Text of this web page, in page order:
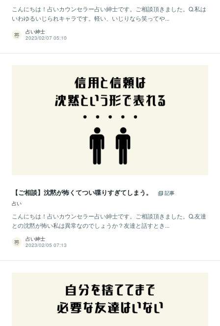
こんにちは！占いカウンセラー占い紳士です。ご相談頂きました。Q.私は
いわゆるいじられキャラです。軽い、いじりなら笑ってや...
占い紳士
2023/02/07 05:10
【ご相談】沈黙が怖くてつい喋りすぎてしまう。
記事
占い
こんにちは！占いカウンセラー占い紳士です。ご相談頂きました。Q.友達
との沈黙が怖い私は異常なのでしょうか？友達と話すとき...
占い紳士
2023/02/05 07:13